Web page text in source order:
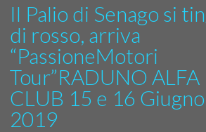
Il Palio di Senago si
di rosso, arriva
“PassioneMotori
Tour”RADUNO ALFA
CLUB 15 e 16 Giugno
2019